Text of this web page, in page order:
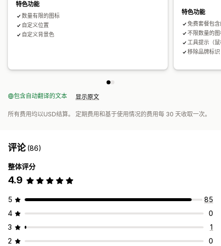
特色功能
数量有限的图标
自定义位置
自定义背景色
特色功能
免费套餐包
不限数量的
工具提示（
移除品牌标识
包含自动翻译的文本 显示原文
所有费用均以USD结算。 定期费用和基于使用情况的费用每 30 天收取一次。
评论(86)
整体评分
4.9
5
85
4
0
3
1
2
0